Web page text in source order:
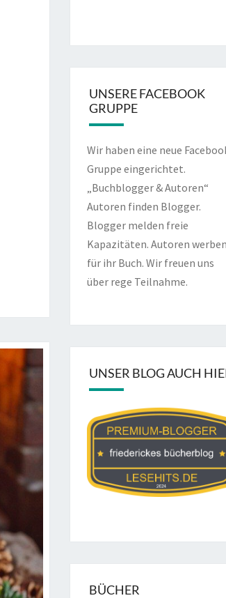
UNSERE FACEBOOK
GRUPPE
Wir haben eine neue
Gruppe eingerichtet.
„Buchblogger & Autoren“
Autoren finden Blogger.
Blogger melden freie
Kapazitäten. Autoren werben
für ihr Buch. Wir freuen uns
über rege Teilnahme.
UNSER BLOG AUCH
BÜCHER